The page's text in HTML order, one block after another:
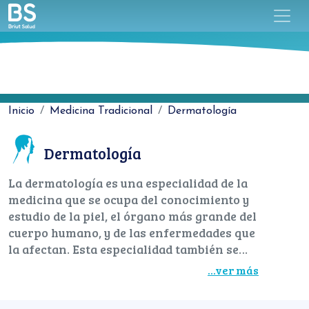
Inicio Medicina Tradicional Dermatología
Dermatología
La dermatología es una especialidad de la
medicina que se ocupa del conocimiento y
estudio de la piel, el órgano más grande del
cuerpo humano, y de las enfermedades que
la afectan. Esta especialidad también se
ocupa de la prevención, para mantener una
...ver más